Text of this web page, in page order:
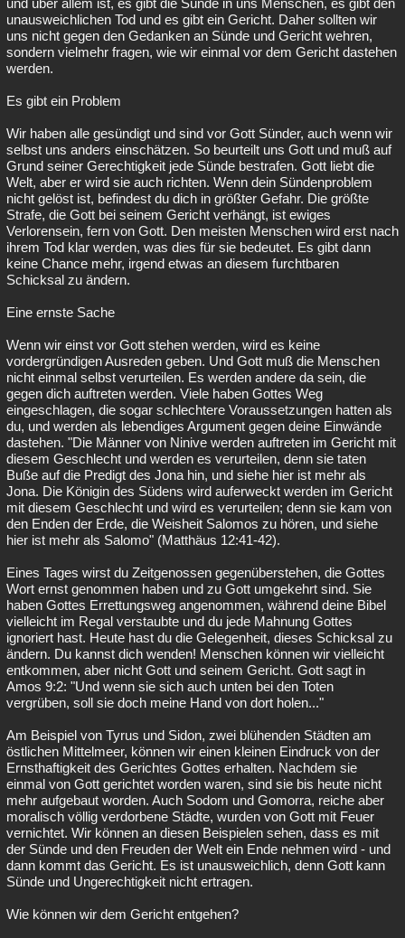
und über allem ist, es gibt die Sünde in uns Menschen, es gibt den
unausweichlichen Tod und es gibt ein Gericht. Daher sollten wir
uns nicht gegen den Gedanken an Sünde und Gericht wehren,
sondern vielmehr fragen, wie wir einmal vor dem Gericht dastehen
werden.
Es gibt ein Problem
Wir haben alle gesündigt und sind vor Gott Sünder, auch wenn wir
selbst uns anders einschätzen. So beurteilt uns Gott und muß auf
Grund seiner Gerechtigkeit jede Sünde bestrafen. Gott liebt die
Welt, aber er wird sie auch richten. Wenn dein Sündenproblem
nicht gelöst ist, befindest du dich in größter Gefahr. Die größte
Strafe, die Gott bei seinem Gericht verhängt, ist ewiges
Verlorensein, fern von Gott. Den meisten Menschen wird erst nach
ihrem Tod klar werden, was dies für sie bedeutet. Es gibt dann
keine Chance mehr, irgend etwas an diesem furchtbaren
Schicksal zu ändern.
Eine ernste Sache
Wenn wir einst vor Gott stehen werden, wird es keine
vordergründigen Ausreden geben. Und Gott muß die Menschen
nicht einmal selbst verurteilen. Es werden andere da sein, die
gegen dich auftreten werden. Viele haben Gottes Weg
eingeschlagen, die sogar schlechtere Voraussetzungen hatten als
du, und werden als lebendiges Argument gegen deine Einwände
dastehen. "Die Männer von Ninive werden auftreten im Gericht mit
diesem Geschlecht und werden es verurteilen, denn sie taten
Buße auf die Predigt des Jona hin, und siehe hier ist mehr als
Jona. Die Königin des Südens wird auferweckt werden im Gericht
mit diesem Geschlecht und wird es verurteilen; denn sie kam von
den Enden der Erde, die Weisheit Salomos zu hören, und siehe
hier ist mehr als Salomo" (Matthäus 12:41-42).
Eines Tages wirst du Zeitgenossen gegenüberstehen, die Gottes
Wort ernst genommen haben und zu Gott umgekehrt sind. Sie
haben Gottes Errettungsweg angenommen, während deine Bibel
vielleicht im Regal verstaubte und du jede Mahnung Gottes
ignoriert hast. Heute hast du die Gelegenheit, dieses Schicksal zu
ändern. Du kannst dich wenden! Menschen können wir vielleicht
entkommen, aber nicht Gott und seinem Gericht. Gott sagt in
Amos 9:2: "Und wenn sie sich auch unten bei den Toten
vergrüben, soll sie doch meine Hand von dort holen..."
Am Beispiel von Tyrus und Sidon, zwei blühenden Städten am
östlichen Mittelmeer, können wir einen kleinen Eindruck von der
Ernsthaftigkeit des Gerichtes Gottes erhalten. Nachdem sie
einmal von Gott gerichtet worden waren, sind sie bis heute nicht
mehr aufgebaut worden. Auch Sodom und Gomorra, reiche aber
moralisch völlig verdorbene Städte, wurden von Gott mit Feuer
vernichtet. Wir können an diesen Beispielen sehen, dass es mit
der Sünde und den Freuden der Welt ein Ende nehmen wird - und
dann kommt das Gericht. Es ist unausweichlich, denn Gott kann
Sünde und Ungerechtigkeit nicht ertragen.
Wie können wir dem Gericht entgehen?